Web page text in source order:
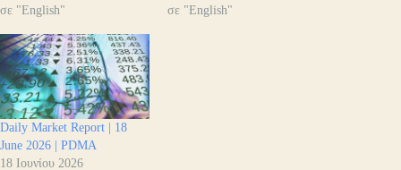
σε "English"
σε "English"
Daily Market Report | 18
June 2026 | PDMA
18 Ιουνίου 2026